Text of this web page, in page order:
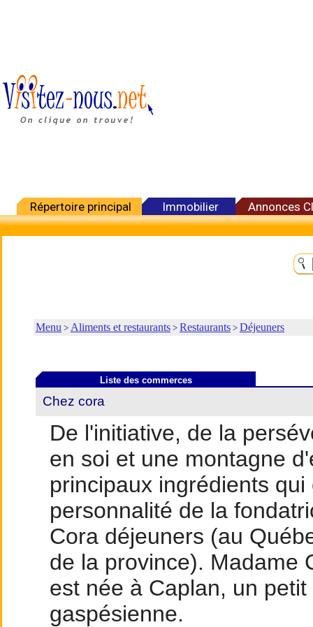
Répertoire principal Immobilier Annonces
Menu > Aliments et restaurants > Restaurants > Déjeuners
Liste des commerces
Chez cora
De l'initiative, de la
en soi et une montagne
principaux ingrédients
personnalité de la
Cora déjeuners (au
de la province). Madame
est née à Caplan, un
gaspésienne.